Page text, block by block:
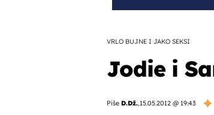
VRLO BUJNE I JAKO SEKSI
Jodie i
Piše D.Dž.,15.05.2012 @ 19:43